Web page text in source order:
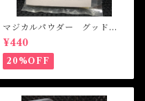
マジカルパウダー グッドラ
ックアットワーク Magical
Powder Good Luck at Wor
k
¥440
20%OFF